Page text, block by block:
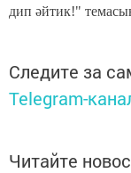
дип әйтик!"
Следите за
Telegram-
Читайте